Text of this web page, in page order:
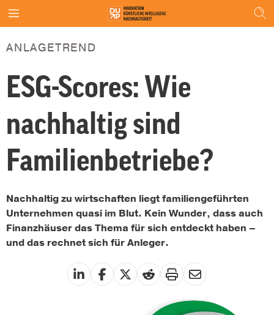
ANLAGETREND
ESG-Scores: Wie
nachhaltig sind
Familienbetriebe?
Nachhaltig zu wirtschaften liegt familiengeführten
Unternehmen quasi im Blut. Kein Wunder, dass auch
Finanzhäuser das Thema für sich entdeckt haben –
und das rechnet sich für Anleger.